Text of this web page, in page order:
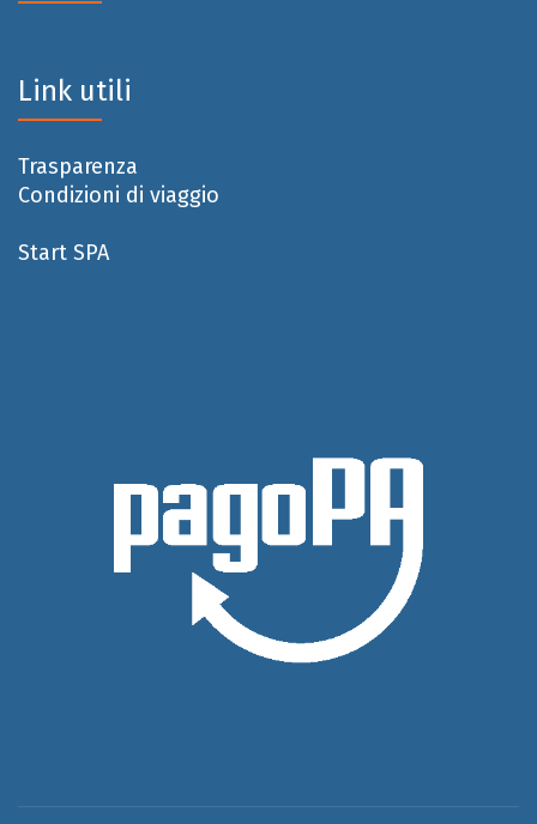
Link utili
Trasparenza
Condizioni di viaggio
Start SPA